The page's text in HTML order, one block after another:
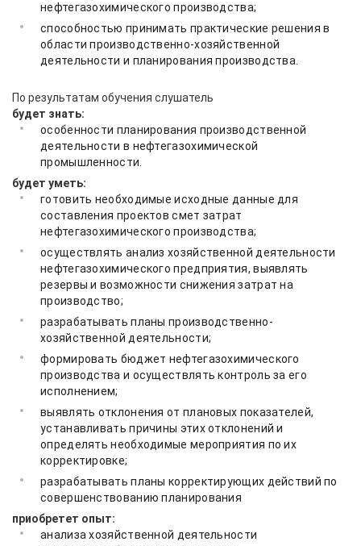
нефтегазохимического производства;
способностью принимать практические решения в
области производственно-хозяйственной
деятельности и планирования производства.
По результатам обучения слушатель
будет знать:
особенности планирования производственной
деятельности в нефтегазохимической
промышленности.
будет уметь:
готовить необходимые исходные данные для
составления проектов смет затрат
нефтегазохимического производства;
осуществлять анализ хозяйственной деятельности
нефтегазохимического предприятия, выявлять
резервы и возможности снижения затрат на
производство;
разрабатывать планы производственно-
хозяйственной деятельности;
формировать бюджет нефтегазохимического
производства и осуществлять контроль за его
исполнением;
выявлять отклонения от плановых показателей,
устанавливать причины этих отклонений и
определять необходимые мероприятия по их
корректировке;
разрабатывать планы корректирующих действий по
совершенствованию планирования
приобретет опыт:
анализа хозяйственной деятельности